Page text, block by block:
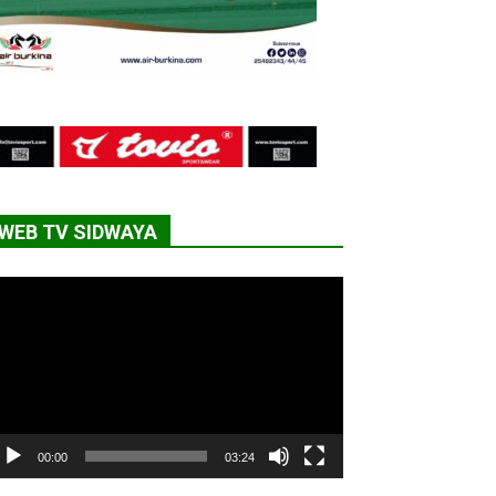
TV SIDWAYA
00:00 03:24